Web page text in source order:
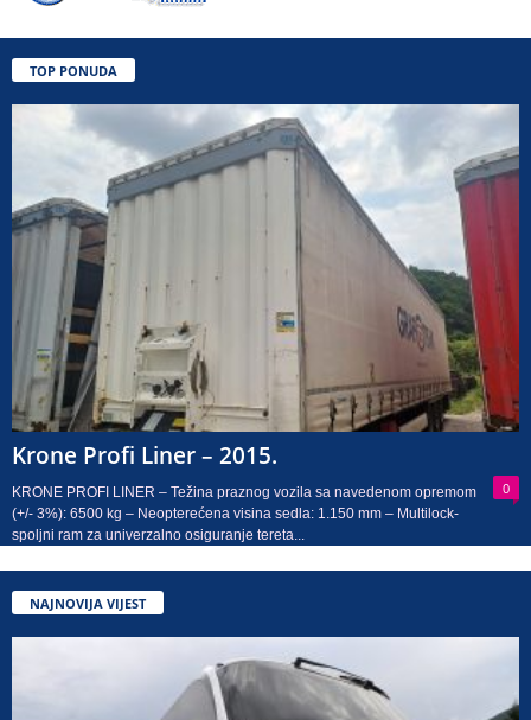
TOP PONUDA
Krone Profi Liner – 2015.
0
KRONE PROFI LINER – Težina praznog vozila sa navedenom opremom
(+/- 3%): 6500 kg – Neopterećena visina sedla: 1.150 mm – Multilock-
spoljni ram za univerzalno osiguranje tereta...
NAJNOVIJA VIJEST